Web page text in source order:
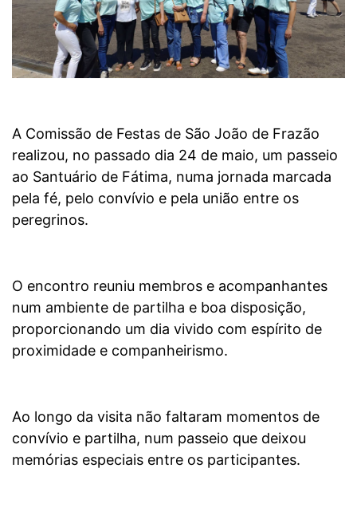
A Comissão de Festas de São João de Frazão
realizou, no passado dia 24 de maio, um passeio
ao Santuário de Fátima, numa jornada marcada
pela fé, pelo convívio e pela união entre os
peregrinos.
O encontro reuniu membros e acompanhantes
num ambiente de partilha e boa disposição,
proporcionando um dia vivido com espírito de
proximidade e companheirismo.
Ao longo da visita não faltaram momentos de
convívio e partilha, num passeio que deixou
memórias especiais entre os participantes.